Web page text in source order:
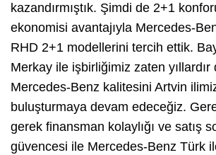
kazandırmıştık. Şimdi de 2+1
ekonomisi avantajıyla Mercedes-
RHD 2+1 modellerini tercih ettik.
Merkay ile işbirliğimiz zaten yıllardır
Mercedes-Benz kalitesini Artvin
buluşturmaya devam edeceğiz.
gerek finansman kolaylığı ve satış
güvencesi ile Mercedes-Benz Türk